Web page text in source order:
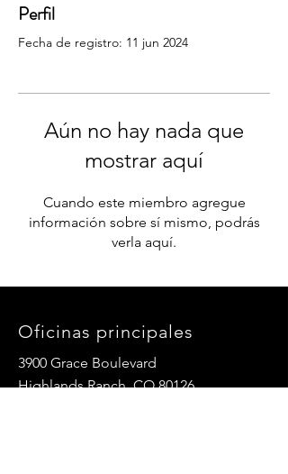
Perfil
Fecha de registro: 11 jun 2024
Aún no hay nada que
mostrar aquí
Cuando este miembro agregue
información sobre sí mismo, podrás
verla aquí.
Oficinas principales
3900 Grace Boulevard
Highlands Ranch, CO 80126